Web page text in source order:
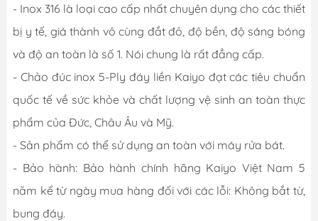
- Inox 316 là loại cao cấp nhất chuyên dụng cho các thiết
bị y tế, giá thành vô cùng đắt đỏ, độ bền, độ sáng bóng
và độ an toàn là số 1. Nói chung là rất đẳng cấp.
- Chảo đúc inox 5-Ply đáy liền Kaiyo đạt các tiêu chuẩn
quốc tế về sức khỏe và chất lượng vệ sinh an toàn thực
phẩm của Đức, Châu Âu và Mỹ.
- Sản phẩm có thể sử dụng an toàn với máy rửa bát.
- Bảo hành: Bảo hành chính hãng Kaiyo Việt Nam 5
năm kể từ ngày mua hàng đối với các lỗi: Không bắt từ,
bung đáy.